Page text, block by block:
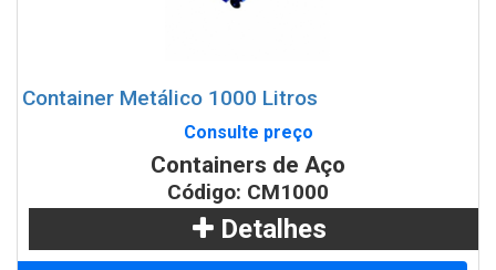
Container Metálico 1000 Litros
Consulte preço
Containers de Aço
Código: CM1000
Detalhes